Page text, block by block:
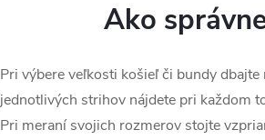
Ako
Pri výbere veľkosti košieľ či bundy
jednotlivých strihov nájdete pri každom
Pri meraní svojich rozmerov stojte